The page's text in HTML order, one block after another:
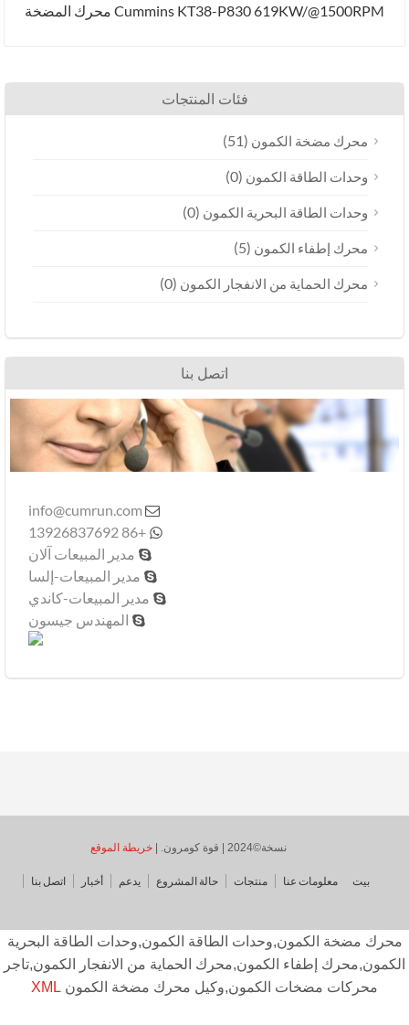
Cummins KT38-P830 619KW/@1500RPM محرك المضخة
فئات المنتجات
محرك مضخة الكمون(51)
وحدات الطاقة الكمون(0)
وحدات الطاقة البحرية الكمون(0)
محرك إطفاء الكمون(5)
محرك الحماية من الانفجار الكمون(0)
اتصل بنا

info@cumrun.com
+86 13926837692
مدير المبيعات آلان
مدير المبيعات-إلسا
مدير المبيعات-كاندي
المهندس جيسون
نسخة©2024 | قوة كومرون. | خريطة الموقع
بيت معلومات عنا منتجات حالة المشروع يدعم أخبار اتصل بنا
مضخة الكمون,وحدات الطاقة الكمون,وحدات الطاقة البحرية
إطفاء الكمون,محرك الحماية من الانفجار الكمون,تاجر
محركات مضخات الكمون,وكيل محرك مضخة الكمونXML